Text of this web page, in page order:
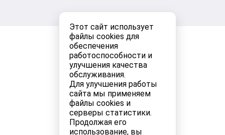
Этот сайт использует
файлы cookies для
обеспечения
работоспособности и
улучшения качества
обслуживания.
Для улучшения работы
сайта мы применяем
файлы cookies и
серверы статистики.
Продолжая его
использование, вы